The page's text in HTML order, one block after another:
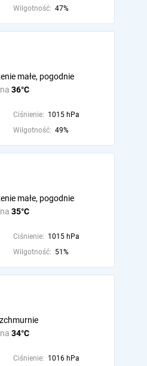
Wilgotność: 47%
36°C
małe, pogodnie
Ciśnienie: 1015 hPa
Wilgotność: 49%
35°C
małe, pogodnie
Ciśnienie: 1015 hPa
Wilgotność: 51%
34°C
Ciśnienie: 1016 hPa